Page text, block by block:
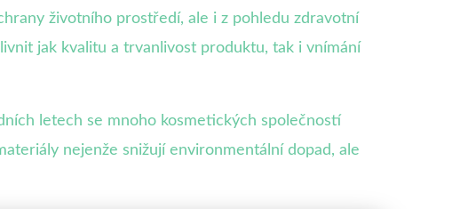
životního prostředí, ale i z pohledu zdravotní
jak kvalitu a trvanlivost produktu, tak i vnímání
letech se mnoho kosmetických společností
nejenže snižují environmentální dopad, ale